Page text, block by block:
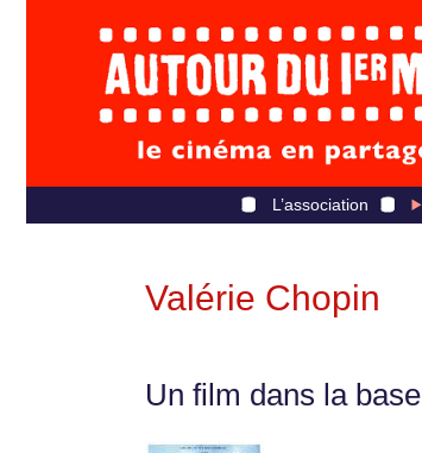
L’association
Valérie Chopin
Un film dans la base